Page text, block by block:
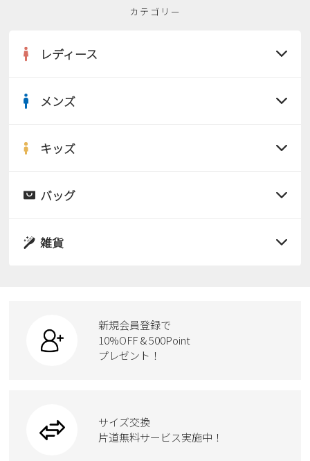
カテゴリー
レディース
サンダル
スニーカー
カジュアルシューズ
ワークシューズ
ウェア
メンズ
サンダル
ローファー
ブーツ
キッズ
サンダル
スクール
バッグ
ボディバッグ
ハンドバッグ
トートバッグ
雑貨
ケア用品
新規会員登録で
10%OFF & 500Point
プレゼント！
サイズ交換
片道無料サービス実施中！